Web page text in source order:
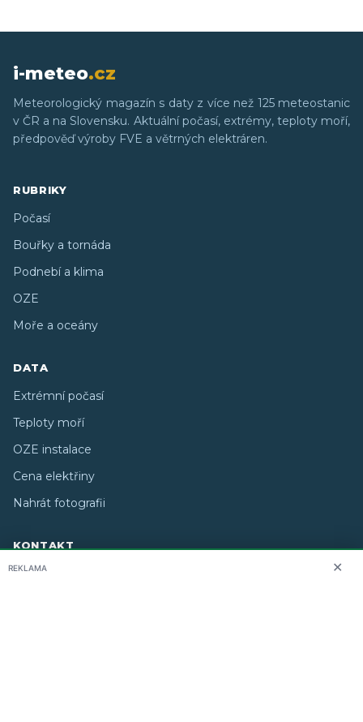
i-meteo.cz
Meteorologický magazín s daty z více než 125 meteostanic
v ČR a na Slovensku. Aktuální počasí, extrémy, teploty moří,
předpověď výroby FVE a větrných elektráren.
RUBRIKY
Počasí
Bouřky a tornáda
Podnebí a klima
OZE
Moře a oceány
DATA
Extrémní počasí
Teploty moří
OZE instalace
Cena elektřiny
Nahrát fotografii
KONTAKT
O nás
REKLAMA ✕